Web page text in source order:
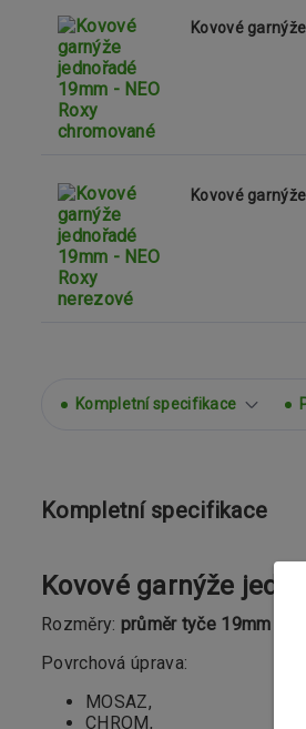
Kovové
Kovové
Kompletní specifikace
Kompletní specifikace
Kovové garnýže
Rozměry: průměr tyče 19mm
Povrchová úprava:
MOSAZ,
CHROM,